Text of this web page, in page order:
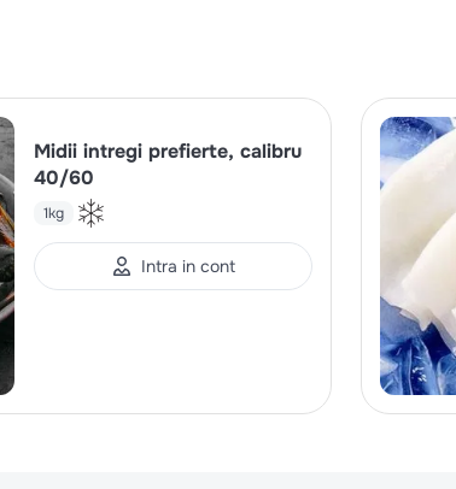
Midii intregi prefierte, calibru
40/60
1kg
Intra in cont